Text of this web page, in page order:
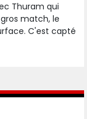
Thuram qui
match, le
C'est capté